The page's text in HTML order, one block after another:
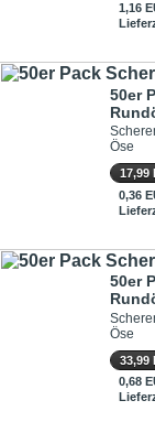
1,16
50er
Öse
17,99
0,36
50er
Öse
33,99
0,68